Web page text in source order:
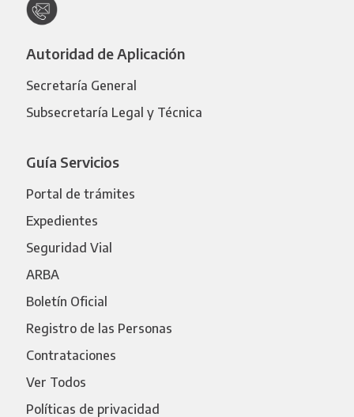
Autoridad de Aplicación
Secretaría General
Subsecretaría Legal y Técnica
Guía Servicios
Portal de trámites
Expedientes
Seguridad Vial
ARBA
Boletín Oficial
Registro de las Personas
Contrataciones
Ver Todos
Políticas de privacidad